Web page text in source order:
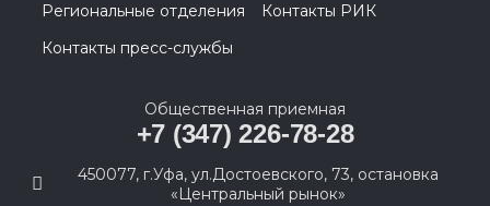
Региональные отделения
Контакты РИК
Контакты пресс-службы
Общественная приемная
+7 (347) 226-78-28
450077, г.Уфа, ул.Достоевского, 73, остановка
«Центральный рынок»